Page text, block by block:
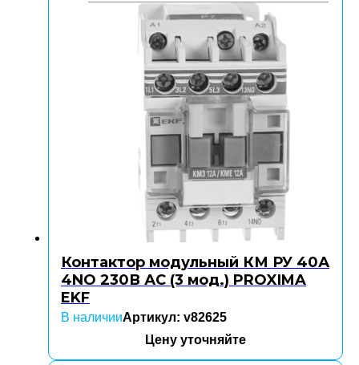
Контактор модульный КМ РУ 40А
4NO 230В АС (3 мод.) PROXIMA
EKF
В наличииАртикул: v82625
Цену уточняйте